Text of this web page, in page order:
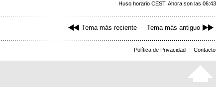
Huso horario CEST. Ahora son las 06:43
Tema más reciente Tema más antiguo
Política de Privacidad - Contacto